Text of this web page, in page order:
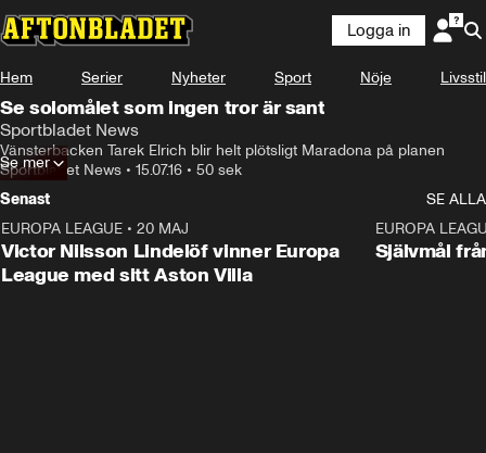
Logga in
Hem Serier Nyheter Sport Nöje Livsstil
Se solomålet som ingen tror är sant
Sportbladet News
Vänsterbacken Tarek Elrich blir helt plötsligt Maradona på planen
Sportbladet News • 15.07.16 • 50 sek
Se mer
Senast
SE ALLA
EUROPA LEAGUE • 20 MAJ
Victor Nilsson Lindelöf vinner Europa
League med sitt Aston Villa
EUROPA
Självmål